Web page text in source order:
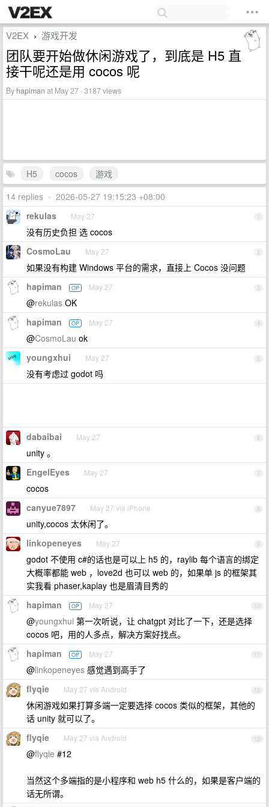
V2EX › 游戏开发
团队要开始做休闲游戏了，到底是 H5 直
接干呢还是用 cocos 呢
By hapiman at May 27 · 3187 views
H5 cocos
游戏
14 replies • 2026-05-27 19:15:23 +08:00
1
rekulas May 27
没有历史负担 选 cocos
2
CosmoLau May 27
如果没有构建 Windows 平台的需求，直接上 Cocos 没问题
3
hapiman OP May 27
@rekulas OK
4
hapiman OP May 27
@CosmoLau ok
5
youngxhui May 27
没有考虑过 godot 吗
6
dabaibai May 27
unity 。
7
EngelEyes May 27
cocos
8
canyue7897 May 27 via iPhone
unity,cocos 太休闲了。
9
linkopeneyes May 27
godot 不使用 c#的话也是可以上 h5 的，raylib 每个语言的绑定
大概率都能 web ，love2d 也可以 web 的，如果单 js 的框架其
实我看 phaser,kaplay 也是眉清目秀的
10
hapiman OP May 27
@youngxhui 第一次听说，让 chatgpt 对比了一下，还是选择
cocos 吧，用的人多点，解决方案好找点。
11
hapiman OP May 27
@linkopeneyes 感觉遇到高手了
12
flyqie May 27 via Android
休闲游戏如果打算多端一定要选择 cocos 类似的框架，其他的
话 unity 就可以了。
13
flyqie May 27 via Android
@flyqie #12
当然这个多端指的是小程序和 web h5 什么的，如果是客户端的
话无所谓。